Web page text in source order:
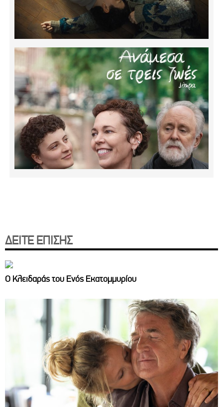
ΔΕΙΤΕ ΕΠΙΣΗΣ
Ο Κλειδαράς του Ενός Εκατομμυρίου